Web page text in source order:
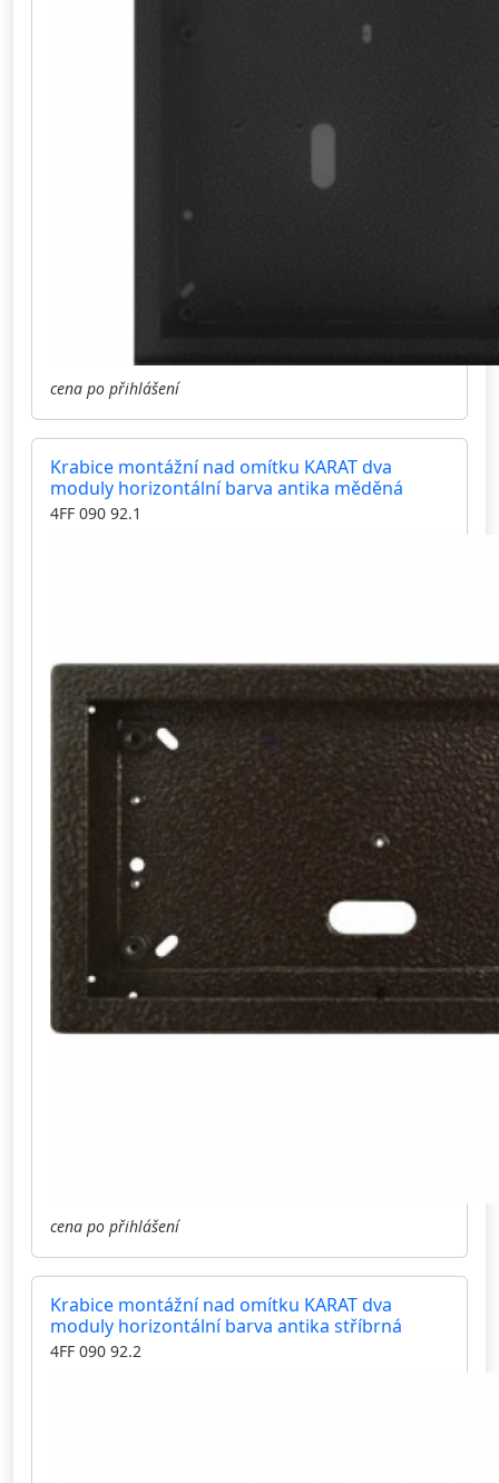
cena po přihlášení
Krabice montážní nad omítku KARAT dva
moduly horizontální barva antika měděná
4FF 090 92.1
cena po přihlášení
Krabice montážní nad omítku KARAT dva
moduly horizontální barva antika stříbrná
4FF 090 92.2